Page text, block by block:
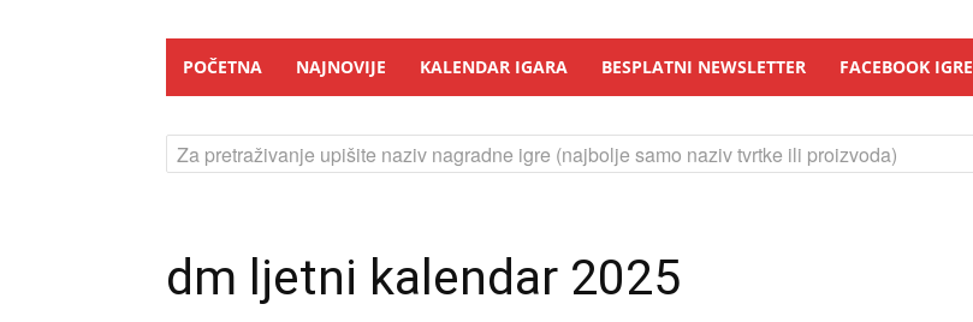
POČETNA NAJNOVIJE KALENDAR IGARA BESPLATNI NEWSLETTER FACEBOOK IGRE
Za pretraživanje upišite naziv nagradne igre (najbolje samo naziv tvrtke ili proizvoda)
dm ljetni kalendar 2025